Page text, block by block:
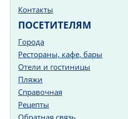
Контакты
ПОСЕТИТЕЛЯМ
Города
Рестораны, кафе, бары
Отели и гостиницы
Пляжи
Справочная
Рецепты
Обратная связь